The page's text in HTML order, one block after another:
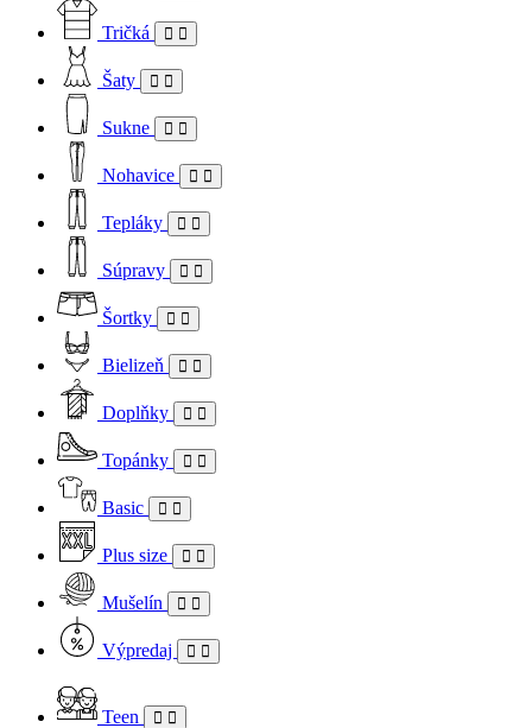
Tričká
Šaty
Sukne
Nohavice
Tepláky
Súpravy
Šortky
Bielizeň
Doplňky
Topánky
Basic
Plus size
Mušelín
Výpredaj
Teen